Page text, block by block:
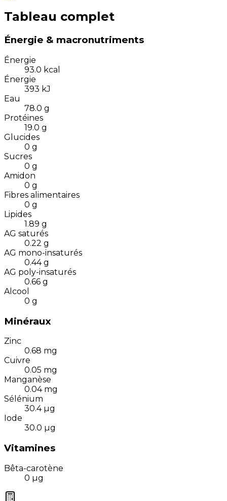
Tableau complet
Énergie & macronutriments
Énergie
93.0 kcal
Énergie
393 kJ
Eau
78.0 g
Protéines
19.0 g
Glucides
0 g
Sucres
0 g
Amidon
0 g
Fibres alimentaires
0 g
Lipides
1.89 g
AG saturés
0.22 g
AG mono-insaturés
0.44 g
AG poly-insaturés
0.66 g
Alcool
0 g
Minéraux
Zinc
0.68 mg
Cuivre
0.05 mg
Manganèse
0.04 mg
Sélénium
30.4 µg
Iode
30.0 µg
Vitamines
Bêta-carotène
0 µg